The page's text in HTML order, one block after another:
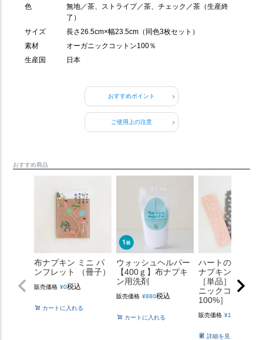
おすすめポイント
ご使用上の注意
色
無地／茶、ストライプ／茶、チェック／茶（生産終
了）
サイズ
長さ26.5cm×幅23.5cm（同色3枚セット）
素材
オーガニックコットン100％
生産国
日本
おすすめ商品
布ナプキン ミニ パ
ンフレット （冊子）
販売価格 ¥0税込
カートに入れる
ウォッシュヘルパー
【400ｇ】布ナプキ
ン用洗剤
販売価格 ¥880税込
カートに入れる
ハートの三つ折
ナプキン【薄手
［単品］ ［純オ
ニックコットン
100%］
販売価格 ¥1,540
詳細を見る